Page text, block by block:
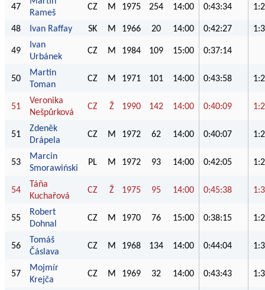
47
Rameš
CZ M 1975 254 14:00 0:43:34
48 Ivan Raffay SK M 1966 20 14:00 0:42:27
49
Ivan
Urbánek
CZ M 1984 109 15:00 0:37:14
50
Martin
Toman
CZ M 1971 101 14:00 0:43:58
51
Veronika
Nešpůrková
CZ Ž 1990 142 14:00 0:40:09
51
Zdeněk
Drápela
CZ M 1972 62 14:00 0:40:07
53
Marcin
Smorawiński
PL M 1972 93 14:00 0:42:05
54
Táňa
Kuchařová
CZ Ž 1975 95 14:00 0:45:38
55
Robert
Dohnal
CZ M 1970 76 15:00 0:38:15
56
Tomáš
Čáslava
CZ M 1968 134 14:00 0:44:04
57
Mojmír
Krejča
CZ M 1969 32 14:00 0:43:43